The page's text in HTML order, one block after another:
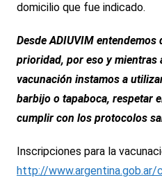
domicilio que fue indicado.
Desde ADIUVIM
prioridad, por eso y mientras
vacunación instamos a
barbijo o tapaboca, respetar
cumplir con los protocolos
Inscripciones para la
http://